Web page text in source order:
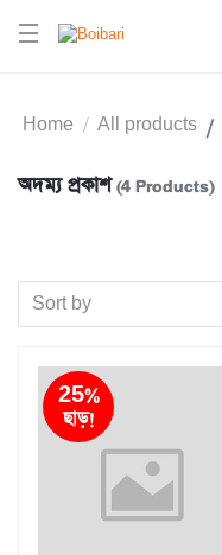
Home All products
অদম্য প্রকাশ(4 Products)
Sort by
25%
ছাড়!